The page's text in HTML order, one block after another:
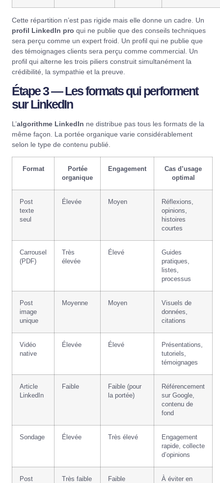
Cette répartition n’est pas rigide mais elle donne un cadre. Un
profil LinkedIn pro qui ne publie que des conseils techniques
sera perçu comme un expert froid. Un profil qui ne publie que
des témoignages clients sera perçu comme commercial. Un
profil qui alterne les trois piliers construit simultanément la
crédibilité, la sympathie et la preuve.
Étape 3 — Les formats qui performent
sur LinkedIn
L’algorithme LinkedIn ne distribue pas tous les formats de la
même façon. La portée organique varie considérablement
selon le type de contenu publié.
Format
Portée
organique
Engagement
Cas d’usage
optimal
Post
texte
seul
Élevée Moyen
Réflexions,
opinions,
histoires
courtes
Carrousel
(PDF)
Très
élevée
Élevé
Guides
pratiques,
listes,
processus
Post
image
unique
Moyenne Moyen
Visuels de
données,
citations
Vidéo
native
Élevée Élevé
Présentations,
tutoriels,
témoignages
Article
LinkedIn
Faible
Faible (pour
la portée)
Référencement
sur Google,
contenu de
fond
Sondage Élevée Très élevé
Engagement
rapide, collecte
d’opinions
Post
Très faible Faible
À éviter en